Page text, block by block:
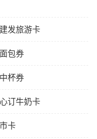
发旅游卡
包券
杯券
订牛奶卡
卡